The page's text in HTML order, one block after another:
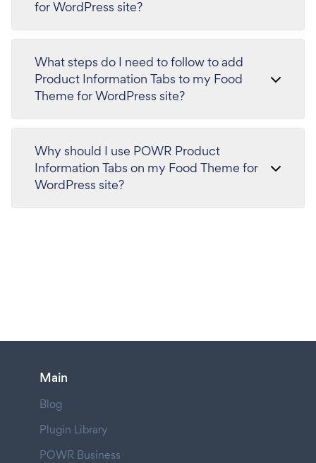
for WordPress site?
What steps do I need to follow to add
Product Information Tabs to my Food
Theme for WordPress site?
Why should I use POWR Product
Information Tabs on my Food Theme for
WordPress site?
Main
Blog
Plugin Library
POWR Business